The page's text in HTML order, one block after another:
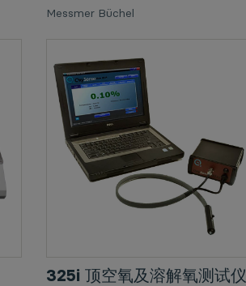
Messmer Büchel
325i 顶空氧及溶解氧测试仪